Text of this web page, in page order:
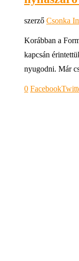
szerző Csonka
Korábban a
kapcsán
nyugodni. Már
0 Facebook